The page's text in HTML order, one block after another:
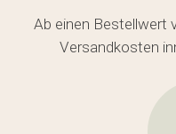
Ab einen Bestellwert
Versandkosten